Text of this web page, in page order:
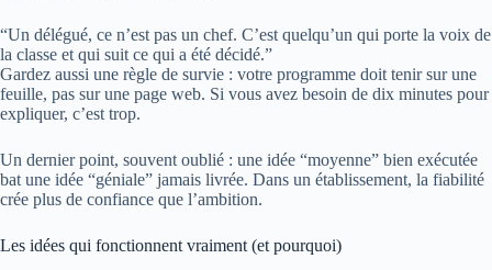
“Un délégué, ce n’est pas un chef. C’est quelqu’un qui porte la voix de
la classe et qui suit ce qui a été décidé.”
Gardez aussi une règle de survie : votre programme doit tenir sur une
feuille, pas sur une page web. Si vous avez besoin de dix minutes pour
expliquer, c’est trop.
Un dernier point, souvent oublié : une idée “moyenne” bien exécutée
bat une idée “géniale” jamais livrée. Dans un établissement, la fiabilité
crée plus de confiance que l’ambition.
Les idées qui fonctionnent vraiment (et pourquoi)